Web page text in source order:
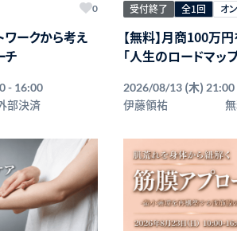
0
ークから考え
チ
- 16:00
部決済
受付終了 全1回 オ
【無料】月商100万
「人生のロードマップ
2026/08/13 (木)
伊藤領祐